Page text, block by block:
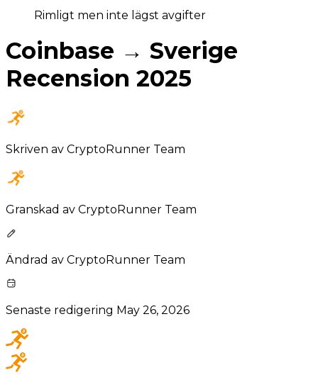
Rimligt men inte lägst avgifter
Coinbase → Sverige
Recension 2025
Skriven av CryptoRunner Team
Granskad av CryptoRunner Team
Ändrad av CryptoRunner Team
Senaste redigering May 26, 2026